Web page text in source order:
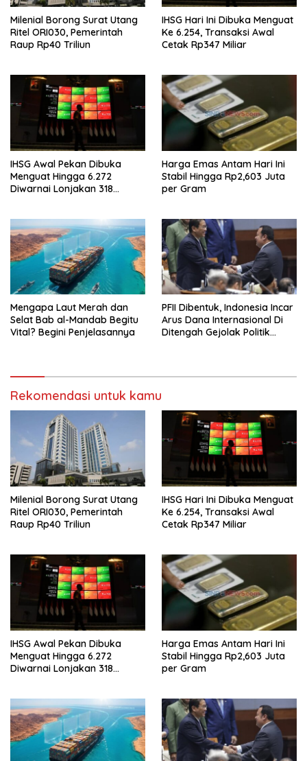
Milenial Borong Surat Utang
Ritel ORI030, Pemerintah
Raup Rp40 Triliun
IHSG Hari Ini Dibuka Menguat
Ke 6.254, Transaksi Awal
Cetak Rp347 Miliar
IHSG Awal Pekan Dibuka
Menguat Hingga 6.272
Diwarnai Lonjakan 318
Harga Emas Antam Hari Ini
Stabil Hingga Rp2,603 Juta
per Gram
Mengapa Laut Merah dan
Selat Bab al-Mandab Begitu
Vital? Begini Penjelasannya
PFII Dibentuk, Indonesia Incar
Arus Dana Internasional Di
Ditengah Gejolak Politik
Rekomendasi untuk kamu
Milenial Borong Surat Utang
Ritel ORI030, Pemerintah
Raup Rp40 Triliun
IHSG Hari Ini Dibuka Menguat
Ke 6.254, Transaksi Awal
Cetak Rp347 Miliar
IHSG Awal Pekan Dibuka
Menguat Hingga 6.272
Diwarnai Lonjakan 318
Harga Emas Antam Hari Ini
Stabil Hingga Rp2,603 Juta
per Gram